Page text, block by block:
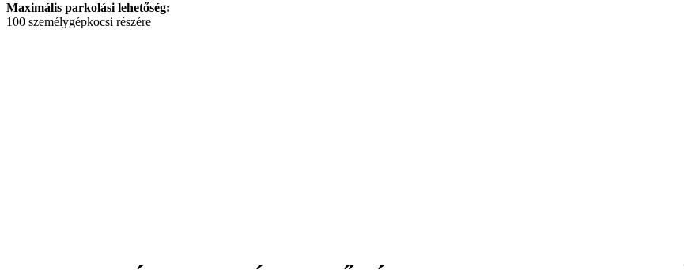
Maximális parkolási lehetőség:
100 személygépkocsi részére